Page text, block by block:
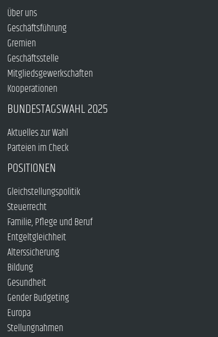
Über uns
Geschäftsführung
Gremien
Geschäftsstelle
Mitgliedsgewerkschaften
Kooperationen
BUNDESTAGSWAHL 2025
Aktuelles zur Wahl
Parteien im Check
POSITIONEN
Gleichstellungspolitik
Steuerrecht
Familie, Pflege und Beruf
Entgeltgleichheit
Alterssicherung
Bildung
Gesundheit
Gender Budgeting
Europa
Stellungnahmen